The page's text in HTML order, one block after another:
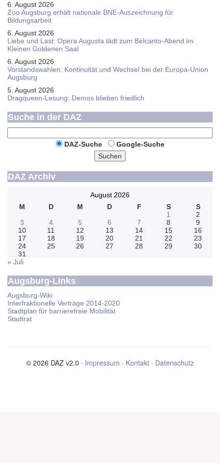
6. August 2026
Zoo Augsburg erhält nationale BNE-Auszeichnung für
Bildungsarbeit
6. August 2026
Liebe und Last: Opera Augusta lädt zum Belcanto-Abend im
Kleinen Goldenen Saal
6. August 2026
Vorstandswahlen: Kontinuität und Wechsel bei der Europa-Union
Augsburg
5. August 2026
Dragqueen-Lesung: Demos blieben friedlich
Suche in der DAZ
DAZ-Suche
Google-Suche
Suchen
DAZ Archiv
August 2026
M
D M D F S
S
1
2
3
4 5 6 7 8
9
10
11 12 13 14 15
16
17
18 19 20 21 22
23
24
25 26 27 28 29
30
31
« Juli
Augsburg-Links
Augsburg-Wiki
Interfraktionelle Verträge 2014-2020
Stadtplan für barrierefreie Mobilität
Stadtrat
© 2026 DAZ v2.0 · Impressum · Kontakt · Datenschutz